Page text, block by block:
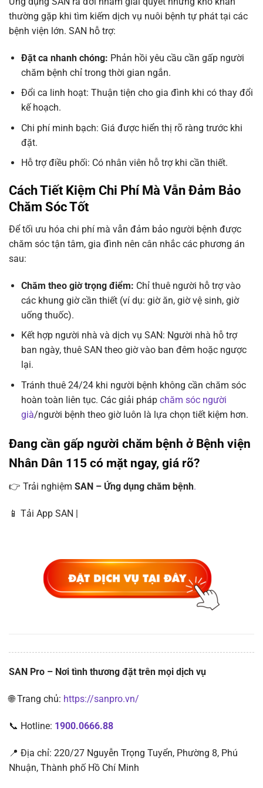
thường gặp khi tìm kiếm dịch vụ nuôi bệnh tự phát tại các
bệnh viện lớn. SAN hỗ trợ:
Đặt ca nhanh chóng: Phản hồi yêu cầu cần gấp người
chăm bệnh chỉ trong thời gian ngắn.
Đổi ca linh hoạt: Thuận tiện cho gia đình khi có thay đổi
kế hoạch.
Chi phí minh bạch: Giá được hiển thị rõ ràng trước khi
đặt.
Hỗ trợ điều phối: Có nhân viên hỗ trợ khi cần thiết.
Cách Tiết Kiệm Chi Phí Mà Vẫn Đảm Bảo
Chăm Sóc Tốt
Để tối ưu hóa chi phí mà vẫn đảm bảo người bệnh được
chăm sóc tận tâm, gia đình nên cân nhắc các phương án
sau:
Chăm theo giờ trọng điểm: Chỉ thuê người hỗ trợ vào
các khung giờ cần thiết (ví dụ: giờ ăn, giờ vệ sinh, giờ
uống thuốc).
Kết hợp người nhà và dịch vụ SAN: Người nhà hỗ trợ
ban ngày, thuê SAN theo giờ vào ban đêm hoặc ngược
lại.
Tránh thuê 24/24 khi người bệnh không cần chăm sóc
hoàn toàn liên tục. Các giải pháp chăm sóc người
già/người bệnh theo giờ luôn là lựa chọn tiết kiệm hơn.
Đang cần gấp người chăm bệnh ở Bệnh viện
Nhân Dân 115 có mặt ngay, giá rõ?
👉 Trải nghiệm SAN – Ứng dụng chăm bệnh.
📱 Tải App SAN |
SAN Pro – Nơi tình thương đặt trên mọi dịch vụ
🌐 Trang chủ: https://sanpro.vn/
📞 Hotline: 1900.0666.88
📍 Địa chỉ: 220/27 Nguyễn Trọng Tuyển, Phường 8, Phú
Nhuận, Thành phố Hồ Chí Minh